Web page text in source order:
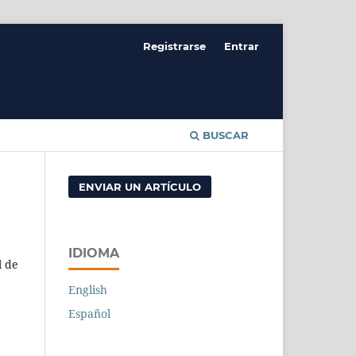
BUSCAR
Registrarse Entrar
de
ENVIAR UN ARTÍCULO
IDIOMA
English
Español